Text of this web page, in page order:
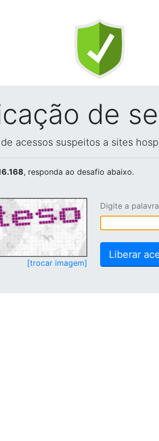
de
acessos suspeitos a sites
, responda ao desafio abaixo.
[trocar imagem]
Digite a